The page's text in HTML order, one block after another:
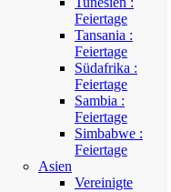
Feiertage
Tansania :
Feiertage
Südafrika :
Feiertage
Sambia :
Feiertage
Simbabwe :
Feiertage
Asien
Vereinigte